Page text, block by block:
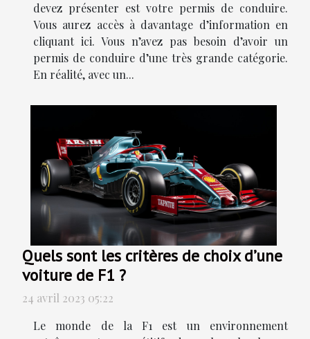
devez présenter est votre permis de conduire.
Vous aurez accès à davantage d’information en
cliquant ici. Vous n’avez pas besoin d’avoir un
permis de conduire d’une très grande catégorie.
En réalité, avec un...
Quels sont les critères de choix d’une
voiture de F1 ?
24 avril 2023 05:22
Le monde de la F1 est un environnement